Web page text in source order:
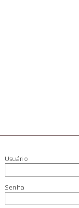
Usuário
Senha